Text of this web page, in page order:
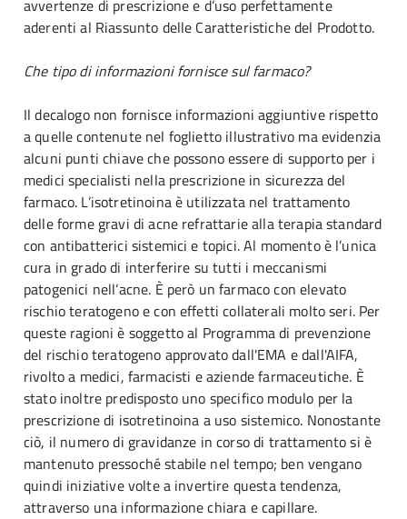
avvertenze di prescrizione e d’uso perfettamente
aderenti al Riassunto delle Caratteristiche del Prodotto.
Che tipo di informazioni fornisce sul farmaco?
Il decalogo non fornisce informazioni aggiuntive rispetto
a quelle contenute nel foglietto illustrativo ma evidenzia
alcuni punti chiave che possono essere di supporto per i
medici specialisti nella prescrizione in sicurezza del
farmaco. L’isotretinoina è utilizzata nel trattamento
delle forme gravi di acne refrattarie alla terapia standard
con antibatterici sistemici e topici. Al momento è l’unica
cura in grado di interferire su tutti i meccanismi
patogenici nell’acne. È però un farmaco con elevato
rischio teratogeno e con effetti collaterali molto seri. Per
queste ragioni è soggetto al Programma di prevenzione
del rischio teratogeno approvato dall'EMA e dall'AIFA,
rivolto a medici, farmacisti e aziende farmaceutiche. È
stato inoltre predisposto uno specifico modulo per la
prescrizione di isotretinoina a uso sistemico. Nonostante
ciò, il numero di gravidanze in corso di trattamento si è
mantenuto pressoché stabile nel tempo; ben vengano
quindi iniziative volte a invertire questa tendenza,
attraverso una informazione chiara e capillare.